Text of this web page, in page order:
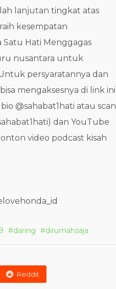
lanjutan tingkat atas
kesempatan
Hati Menggagas
nusantara untuk
persyaratannya dan
mengaksesnya di link ini
@sahabat1hati atau scan
dan YouTube
video podcast kisah
daring dirumahsaja
Reddit